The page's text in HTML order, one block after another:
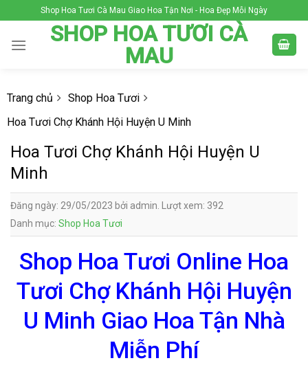
to
content
Shop Hoa Tươi Cà Mau Giao Hoa Tận Nơi - Hoa Đẹp Mỗi Ngày
SHOP HOA TƯƠI CÀ
MAU
Trang chủ
Shop Hoa Tươi
Hoa Tươi Chợ Khánh Hội Huyện U Minh
Hoa Tươi Chợ Khánh Hội Huyện U
Minh
Đăng ngày: 29/05/2023 bởi admin. Lượt xem: 392
Danh mục: Shop Hoa Tươi
Shop Hoa Tươi Online Hoa
Tươi Chợ Khánh Hội Huyện
U Minh Giao Hoa Tận Nhà
Miễn Phí